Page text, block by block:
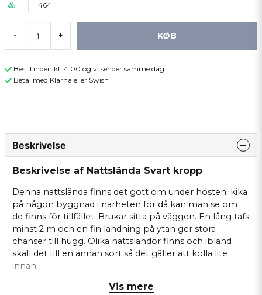
464
- + KØB
Bestil inden kl 14.00 og vi sender samme dag
Betal med Klarna eller Swish
Beskrivelse
Beskrivelse af Nattslända Svart kropp
Denna nattslända finns det gott om under hösten. kika
på någon byggnad i närheten för då kan man se om
de finns för tillfället. Brukar sitta på väggen. En lång tafs
minst 2 m och en fin landning på ytan ger stora
chanser till hugg. Olika nattsländor finns och ibland
skall det till en annan sort så det gäller att kolla lite
innan
Vis mere